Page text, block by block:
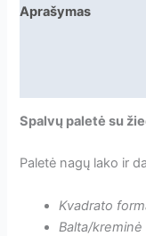
Aprašymas
Spalvų paletė su
Paletė nagų lako ir
Kvadrato
Balta/kreminė